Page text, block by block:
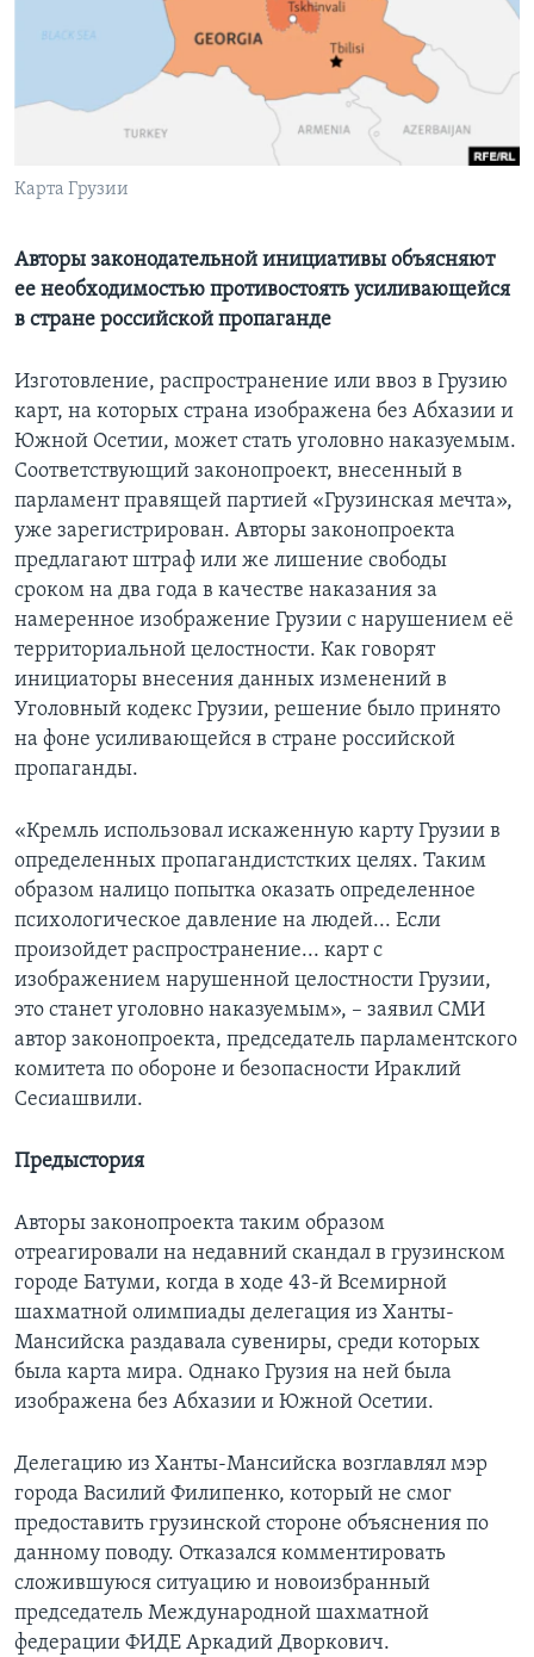
Learning English
СОЦИАЛЬНЫЕ СЕТИ
Карта Грузии
Авторы законодательной инициативы объясняют
ее необходимостью противостоять усиливающейся
в стране российской пропаганде
Изготовление, распространение или ввоз в Грузию
карт, на которых страна изображена без Абхазии и
Южной Осетии, может стать уголовно наказуемым.
Соответствующий законопроект, внесенный в
парламент правящей партией «Грузинская мечта»,
уже зарегистрирован. Авторы законопроекта
предлагают штраф или же лишение свободы
сроком на два года в качестве наказания за
намеренное изображение Грузии с нарушением её
территориальной целостности. Как говорят
инициаторы внесения данных изменений в
Уголовный кодекс Грузии, решение было принято
на фоне усиливающейся в стране российской
пропаганды.
«Кремль использовал искаженную карту Грузии в
определенных пропагандистстких целях. Таким
образом налицо попытка оказать определенное
психологическое давление на людей... Если
произойдет распространение... карт с
изображением нарушенной целостности Грузии,
это станет уголовно наказуемым», – заявил СМИ
автор законопроекта, председатель парламентского
комитета по обороне и безопасности Ираклий
Сесиашвили.
Предыстория
Авторы законопроекта таким образом
отреагировали на недавний скандал в грузинском
городе Батуми, когда в ходе 43-й Всемирной
шахматной олимпиады делегация из Ханты-
Мансийска раздавала сувениры, среди которых
была карта мира. Однако Грузия на ней была
изображена без Абхазии и Южной Осетии.
Делегацию из Ханты-Мансийска возглавлял мэр
города Василий Филипенко, который не смог
предоставить грузинской стороне объяснения по
данному поводу. Отказался комментировать
сложившуюся ситуацию и новоизбранный
председатель Международной шахматной
федерации ФИДЕ Аркадий Дворкович.